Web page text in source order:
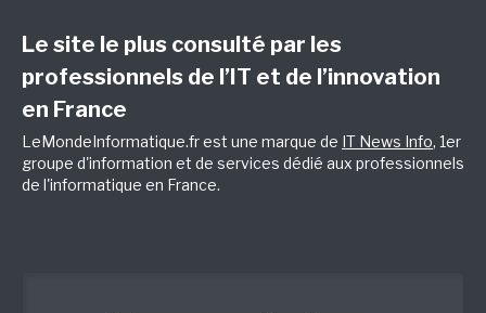
Le site le plus consulté par les
professionnels de l’IT et de l’innovation
en France
LeMondeInformatique.fr est une marque de IT News Info, 1er
groupe d'information et de services dédié aux professionnels
de l'informatique en France.